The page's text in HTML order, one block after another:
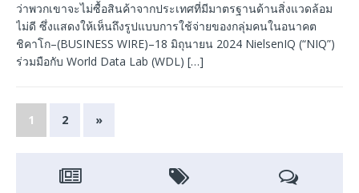
ว่าพวกเขาจะไม่ซื้อสินค้าจากประเทศที่มีมาตรฐานด้านสิ่งแวดล้อม
ไม่ดี ซึ่งแสดงให้เห็นถึงรูปแบบการใช้จ่ายของกลุ่มคนในอนาคต
ชิคาโก–(BUSINESS WIRE)–18 มิถุนายน 2024 NielsenIQ (“NIQ”)
ร่วมมือกับ World Data Lab (WDL) […]
1 2 »